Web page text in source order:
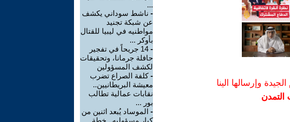
وإرسالها الينا
التمدن
...
- ناشط سوداني يكشف
عن شبكة تجنيد
مواطنيه في ليبيا للقتال
بأوكر ...
-
14 جريحاً في تفجير
حافلة جرمانا، وتحقيقات
لكشف المسؤولين
-كلفة الصراع تضرب
معيشة البريطانيين..
نقابات عمالية تطالب
بور ...
- الموساد يُبعد اثنين من
كبار مسؤوليه.. خطة